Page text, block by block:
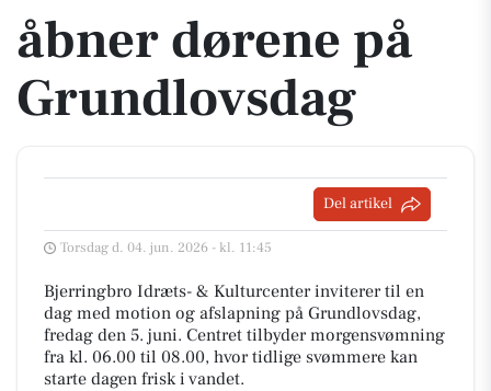
åbner dørene på
Grundlovsdag
Del artikel
Torsdag d. 04. jun. 2026 - kl. 11:45
Bjerringbro Idræts- & Kulturcenter inviterer til en
dag med motion og afslapning på Grundlovsdag,
fredag den 5. juni. Centret tilbyder morgensvømning
fra kl. 06.00 til 08.00, hvor tidlige svømmere kan
starte dagen frisk i vandet.